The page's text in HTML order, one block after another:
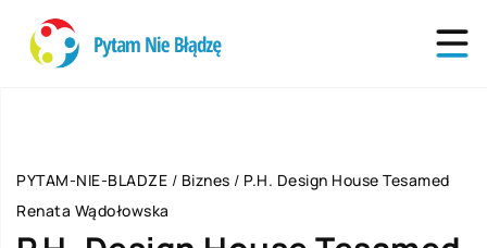
PYTAM-NIE-BLADZE / Biznes / P.H. Design House Tesamed
Renata Wądołowska